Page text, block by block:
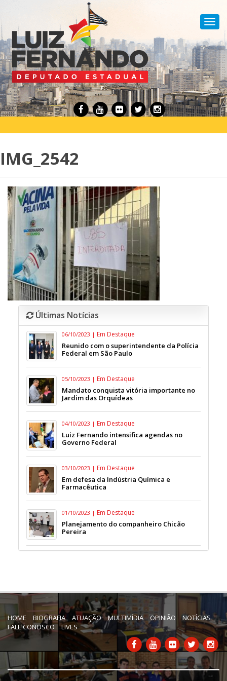
IMG_2542
Últimas Notícias
06/10/2023 | Em Destaque
Reunido com o superintendente da Polícia
Federal em São Paulo
05/10/2023 | Em Destaque
Mandato conquista vitória importante no
Jardim das Orquídeas
04/10/2023 | Em Destaque
Luiz Fernando intensifica agendas no
Governo Federal
03/10/2023 | Em Destaque
Em defesa da Indústria Química e
Farmacêutica
01/10/2023 | Em Destaque
Planejamento do companheiro Chicão
Pereira
HOME BIOGRAFIA ATUAÇÃO MULTIMÍDIA OPINIÃO
NOTÍCIAS
FALE CONOSCO
LIVES